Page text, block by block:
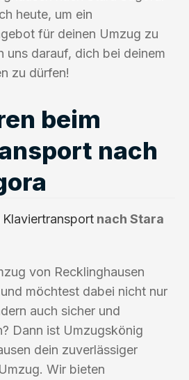
heute, um ein
für deinen Umzug zu
uns darauf, dich bei deinem
zu dürfen!
beim
nach
Klaviertransport nach Stara
von Recklinghausen
möchtest dabei nicht nur
auch sicher und
Dann ist Umzugskönig
dein zuverlässiger
Wir bieten